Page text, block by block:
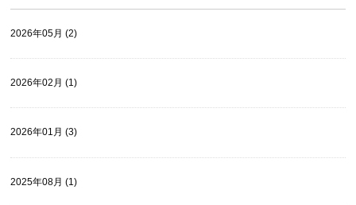
2026年05月 (2)
2026年02月 (1)
2026年01月 (3)
2025年08月 (1)